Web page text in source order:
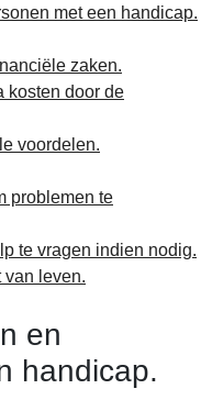
met een handicap.
zaken.
kosten door de
voordelen.
problemen te
te vragen indien nodig.
van leven.
en
handicap.